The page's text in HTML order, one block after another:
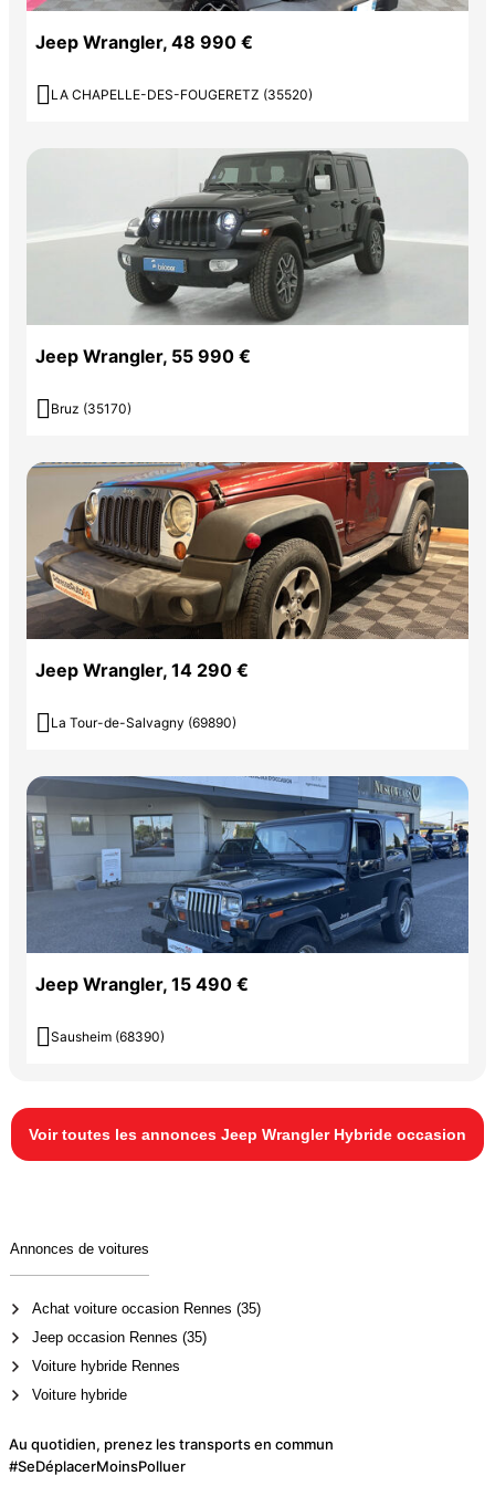
Jeep Wrangler, 48 990 €
 LA CHAPELLE-DES-FOUGERETZ (35520)
Jeep Wrangler, 55 990 €
 Bruz (35170)
Jeep Wrangler, 14 290 €
 La Tour-de-Salvagny (69890)
Jeep Wrangler, 15 490 €
 Sausheim (68390)
Voir toutes les annonces Jeep Wrangler Hybride occasion
Annonces de voitures
Achat voiture occasion Rennes (35)
Jeep occasion Rennes (35)
Voiture hybride Rennes
Voiture hybride
Au quotidien, prenez les transports en commun
#SeDéplacerMoinsPolluer